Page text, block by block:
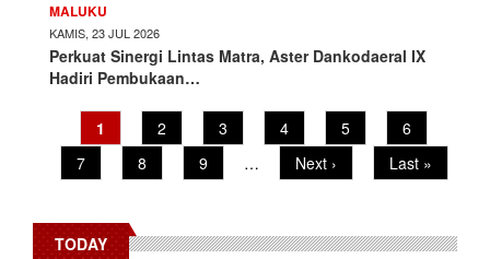
MALUKU
KAMIS, 23 JUL 2026
Perkuat Sinergi Lintas Matra, Aster Dankodaeral IX
Hadiri Pembukaan…
PaginationCurrent
page
1 Page
2 Page
3 Page
4 Page
5 Page
6
Page
7 Page
8 Page
9 …
Next
page
Next ›
Last
page
Last »
TODAY